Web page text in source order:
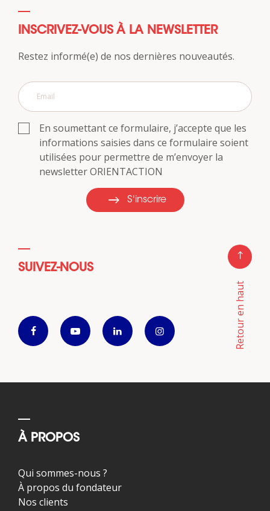
INSCRIVEZ-VOUS À LA NEWSLETTER
Restez informé(e) de nos dernières nouveautés.
En soumettant ce formulaire, j’accepte que les
informations saisies dans ce formulaire soient
utilisées pour permettre de m’envoyer la
newsletter ORIENTACTION
S'inscrire
SUIVEZ-NOUS
Retour en haut
À PROPOS
Qui sommes-nous ?
À propos du fondateur
Nos clients